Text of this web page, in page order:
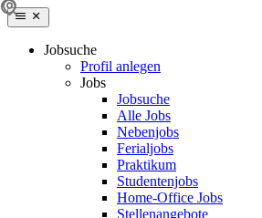
Jobsuche
Profil anlegen
Jobs
Jobsuche
Alle Jobs
Nebenjobs
Ferialjobs
Praktikum
Studentenjobs
Home-Office Jobs
Stellenangebote